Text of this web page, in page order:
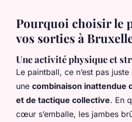
Pourquoi choisir le
vos sorties à
Une activité physique et
Le paintball, ce n’est pas
une combinaison inattendue
et de tactique collective. En
cœur s’emballe, les jambes